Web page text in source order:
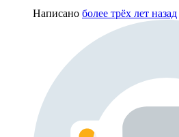
Написано более трёх лет назад